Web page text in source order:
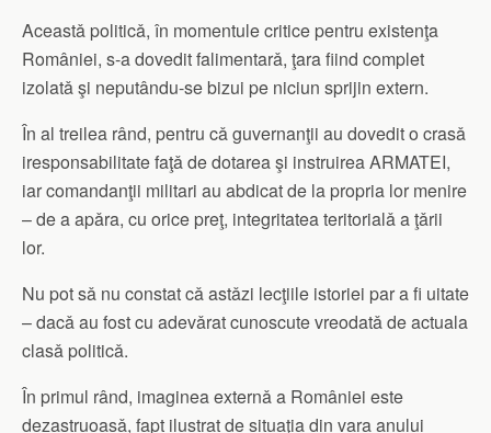
Aceastǎ politicǎ, în momentule critice pentru existenţa
României, s-a dovedit falimentarǎ, ţara fiind complet
izolatǎ şi neputându-se bizui pe niciun sprijin extern.
În al treilea rând, pentru cǎ guvernanţii au dovedit o crasǎ
iresponsabilitate faţǎ de dotarea şi instruirea ARMATEI,
iar comandanţii militari au abdicat de la propria lor menire
– de a apǎra, cu orice preţ, integritatea teritorialǎ a ţǎrii
lor.
Nu pot sǎ nu constat cǎ astǎzi lecţiile istoriei par a fi uitate
– dacǎ au fost cu adevǎrat cunoscute vreodatǎ de actuala
clasǎ politicǎ.
În primul rând, imaginea externǎ a României este
dezastruoasǎ, fapt ilustrat de situaţia din vara anului